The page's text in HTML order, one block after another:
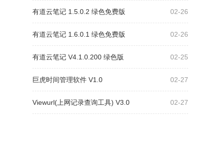
02-26
有道云笔记 1.5.0.2 绿色免费版
02-26
有道云笔记 1.6.0.1 绿色免费版
02-25
有道云笔记 V4.1.0.200 绿色版
02-27
巨虎时间管理软件 V1.0
02-27
Viewurl(上网记录查询工具) V3.0